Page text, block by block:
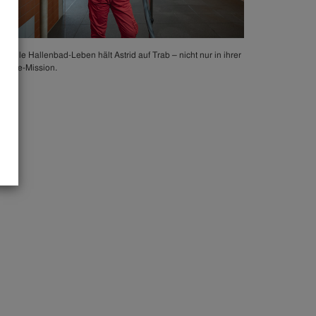
volle Hallenbad-Leben hält Astrid auf Trab – nicht nur in ihrer
Mission.